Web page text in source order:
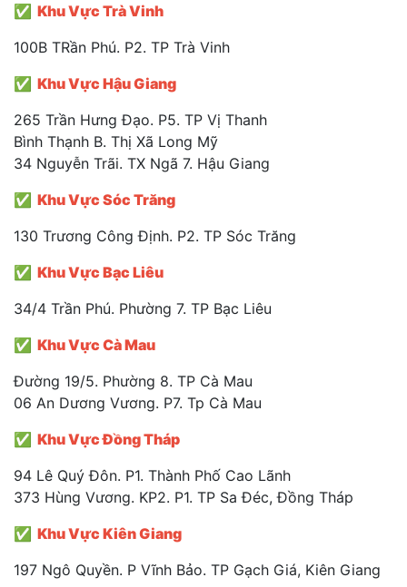
✅ Khu Vực Trà Vinh
100B TRần Phú. P2. TP Trà Vinh
✅ Khu Vực Hậu Giang
265 Trần Hưng Đạo. P5. TP Vị Thanh
Bình Thạnh B. Thị Xã Long Mỹ
34 Nguyễn Trãi. TX Ngã 7. Hậu Giang
✅ Khu Vực Sóc Trăng
130 Trương Công Định. P2. TP Sóc Trăng
✅ Khu Vực Bạc Liêu
34/4 Trần Phú. Phường 7. TP Bạc Liêu
✅ Khu Vực Cà Mau
Đường 19/5. Phường 8. TP Cà Mau
06 An Dương Vương. P7. Tp Cà Mau
✅ Khu Vực Đồng Tháp
94 Lê Quý Đôn. P1. Thành Phố Cao Lãnh
373 Hùng Vương. KP2. P1. TP Sa Đéc, Đồng Tháp
✅ Khu Vực Kiên Giang
197 Ngô Quyền. P Vĩnh Bảo. TP Gạch Giá, Kiên Giang